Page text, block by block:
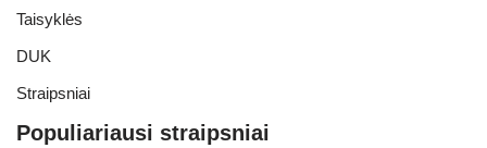
Taisyklės
DUK
Straipsniai
Populiariausi straipsniai